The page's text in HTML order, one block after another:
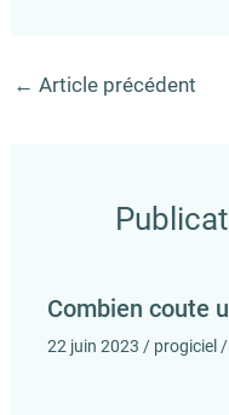
← Article précédent
Combien coute
22 juin 2023 / progiciel